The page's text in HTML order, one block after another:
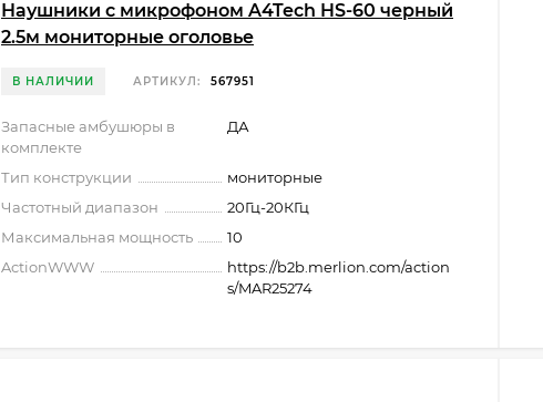
Наушники с микрофоном A4Tech HS-60 черный
2.5м мониторные оголовье
В НАЛИЧИИ АРТИКУЛ: 567951
Запасные амбушюры в
комплекте
ДА
Тип конструкции
мониторные
Частотный диапазон
20Гц-20КГц
Максимальная мощность
10
ActionWWW
https://b2b.merlion.com/action
s/MAR25274